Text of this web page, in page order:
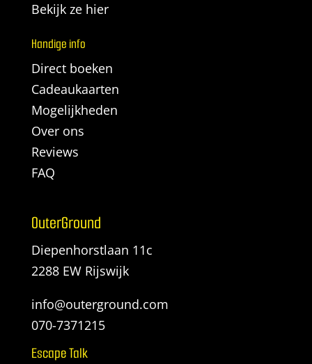
Bekijk ze hier
Handige info
Direct boeken
Cadeaukaarten
Mogelijkheden
Over ons
Reviews
FAQ
OuterGround
Diepenhorstlaan 11c
2288 EW Rijswijk
info@outerground.com
070-7371215
Escape Talk